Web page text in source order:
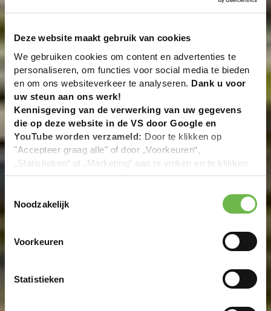
Deze website maakt gebruik van cookies
We gebruiken cookies om content en advertenties te
personaliseren, om functies voor social media te bieden
en om ons websiteverkeer te analyseren. Dank u voor
uw steun aan ons werk!
Kennisgeving van de verwerking van uw gegevens
die op deze website in de VS door Google en
YouTube worden verzameld: Door te klikken op
"Accepteer graag alle" of door „Voorkeuren“,
„Statistieken“ of „Marketing“ aan te vinken en te klikken
op "Selectie handmatig instellen", stemt u er ook mee in
overeenstemming met Art. 49 (1) zin 1 lit. a DSGVO. De
VS zijn door het Europees Hof van Justitie beoordeeld
gegevensbescherming volgens EU-normen. In het
Amerikaanse autoriteiten worden verwerkt voor controle-
en toezichtdoeleinden, mogelijk ook zonder enig
Noodzakelijk
Voorkeuren
Statistieken